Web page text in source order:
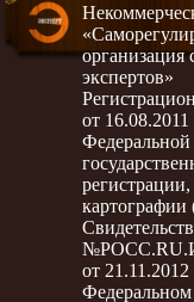
организация
экспертов»
от 16.08.2011
регистрации,
от 21.11.2012
Федеральном